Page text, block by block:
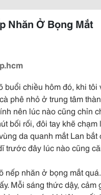
Nhăn Ở Bọng Mắt
buổi chiều hôm đó, khi
phê nhỏ ở trung tâm
nên lúc nào cũng chỉn
bối rối, đôi tay khẽ
da quanh mắt Lan
trước đây lúc nào cũng
nhăn ở bọng mắt
Mỗi sáng thức dậy,